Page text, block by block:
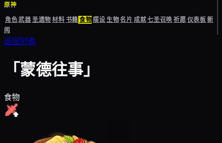
原神
角色武器圣遗物材料书籍食物摆设生物名片成就七圣召唤祈愿仪表板新
闻
返回列表
「蒙德往事」
食物